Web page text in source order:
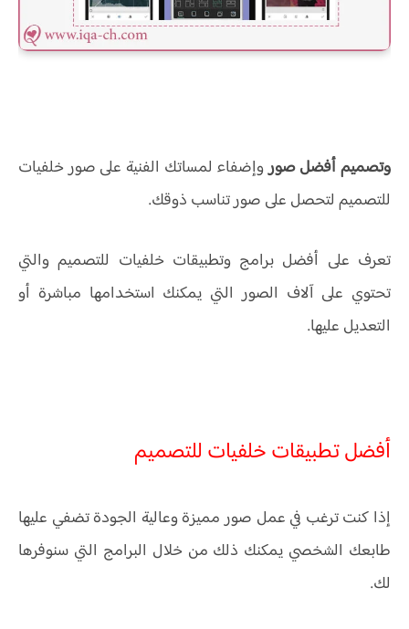
وتصميم أفضل صوروإضفاء لمساتك الفنية على صور خلفيات
للتصميم لتحصل على صور تناسب ذوقك.
تعرف على أفضل برامج وتطبيقات خلفيات للتصميم والتي
تحتوي على آلاف الصور التي يمكنك استخدامها مباشرة أو
التعديل عليها.
أفضل تطبيقات خلفيات للتصميم
إذا كنت ترغب في عمل صور مميزة وعالية الجودة تضفي عليها
طابعك الشخصي يمكنك ذلك من خلال البرامج التي سنوفرها
لك.